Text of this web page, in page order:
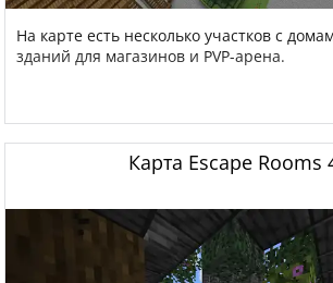
На карте есть несколько участков с
зданий для магазинов и PVP-арена.
Карта Escape Rooms